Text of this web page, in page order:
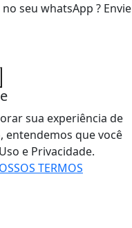
seu whatsApp ? Envie
sua experiência de
entendemos que você
e Privacidade.
TERMOS